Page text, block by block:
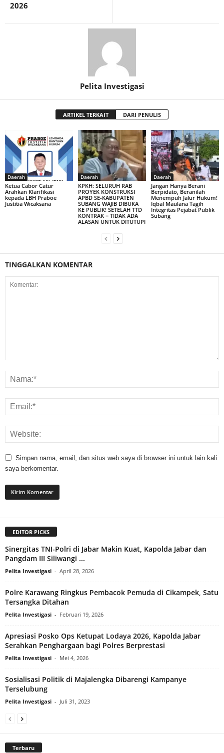
2026
Pelita Investigasi
ARTIKEL TERKAIT DARI PENULIS
Daerah
Ketua Cabor Catur
Arahkan Klarifikasi
kepada LBH Praboe
Justitia Wicaksana
Daerah
KPKH: SELURUH RAB
PROYEK KONSTRUKSI
APBD SE-KABUPATEN
SUBANG WAJIB DIBUKA
KE PUBLIK! SETELAH TTD
KONTRAK = TIDAK ADA
ALASAN UNTUK DITUTUPI
Daerah
Jangan Hanya Berani
Berpidato, Beranilah
Menempuh Jalur Hukum!
Iqbal Maulana Tagih
Integritas Pejabat Publik
Subang
TINGGALKAN KOMENTAR
Simpan nama, email, dan situs web saya di browser ini untuk lain kali
saya berkomentar.
EDITOR PICKS
Sinergitas TNI-Polri di Jabar Makin Kuat, Kapolda Jabar dan
Pangdam III Siliwangi ...
Pelita Investigasi - April 28, 2026
Polre Karawang Ringkus Pembacok Pemuda di Cikampek, Satu
Tersangka Ditahan
Pelita Investigasi - Februari 19, 2026
Apresiasi Posko Ops Ketupat Lodaya 2026, Kapolda Jabar
Serahkan Penghargaan bagi Polres Berprestasi
Pelita Investigasi - Mei 4, 2026
Sosialisasi Politik di Majalengka Dibarengi Kampanye
Terselubung
Pelita Investigasi - Juli 31, 2023
Terbaru